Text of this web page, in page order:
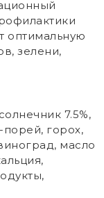
оптимальную
зелени,
7.5%,
горох,
масло